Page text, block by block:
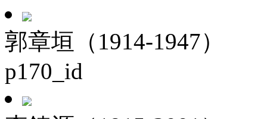
郭章垣（1914-1947）
p170_id